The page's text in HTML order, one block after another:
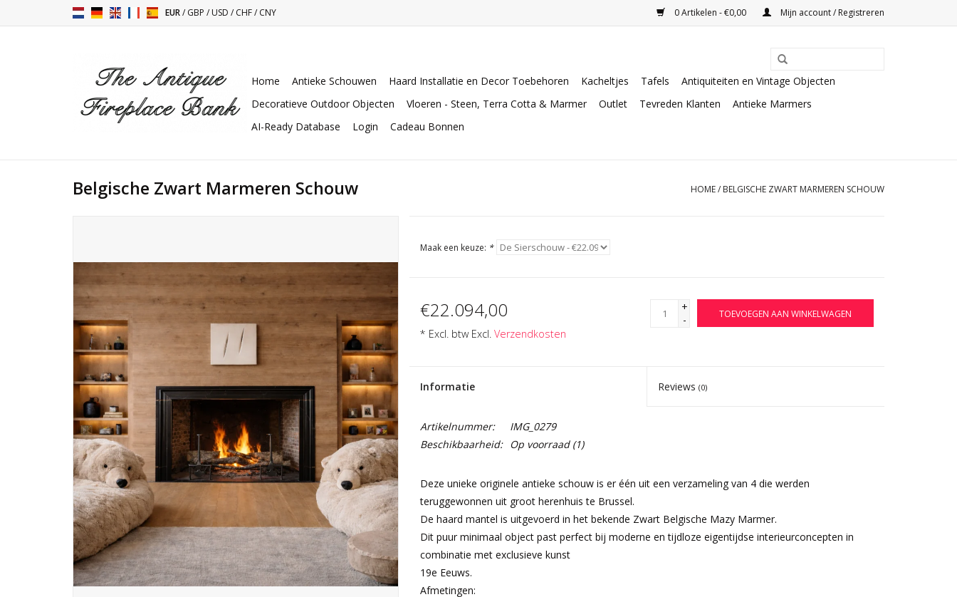
EUR/GBP /USD /CHF/CNY 0 Artikelen - €0,00 Mijn account / Registreren
Home Antieke Schouwen Haard Installatie en Decor Toebehoren Kacheltjes Tafels
Antiquiteiten en Vintage Objecten
Decoratieve Outdoor Objecten
Vloeren - Steen, Terra Cotta & Marmer Outlet Tevreden Klanten
Antieke Marmers
AI-Ready Database
Login Cadeau Bonnen
Belgische Zwart Marmeren Schouw HOME/ BELGISCHE ZWART MARMEREN SCHOUW
Maak een keuze: *
€22.094,00
* Excl. btw Excl. Verzendkosten
+
-
TOEVOEGEN AAN WINKELWAGEN
Informatie Reviews(0)
Artikelnummer:
IMG_0279
Beschikbaarheid:
Op voorraad(1)
Deze unieke originele antieke schouw is er één uit een verzameling van 4 die werden
teruggewonnen uit groot herenhuis te Brussel.
De haard mantel is uitgevoerd in het bekende Zwart Belgische Mazy Marmer.
Dit puur minimaal object past perfect bij moderne en tijdloze eigentijdse interieurconcepten in
combinatie met exclusieve kunst
19e Eeuws.
Afmetingen: